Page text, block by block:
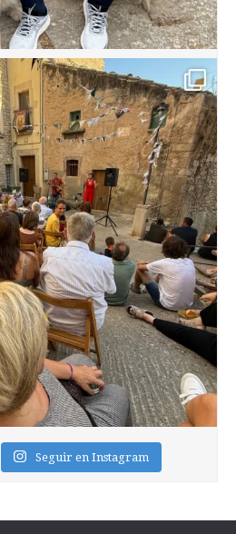
Seguir en Instagram